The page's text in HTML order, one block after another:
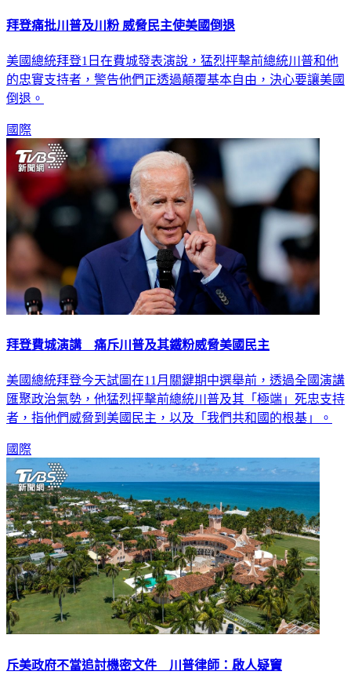
拜登痛批川普及川粉 威脅民主使美國倒退
美國總統拜登1日在費城發表演說，猛烈抨擊前總統川普和他
的忠實支持者，警告他們正透過顛覆基本自由，決心要讓美國
倒退。
國際
拜登費城演講 痛斥川普及其鐵粉威脅美國民主
美國總統拜登今天試圖在11月關鍵期中選舉前，透過全國演講
匯聚政治氣勢，他猛烈抨擊前總統川普及其「極端」死忠支持
者，指他們威脅到美國民主，以及「我們共和國的根基」。
國際
斥美政府不當追討機密文件 川普律師：啟人疑竇